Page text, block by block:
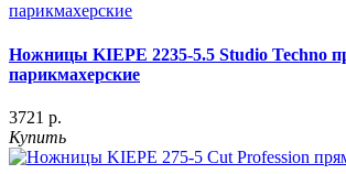
Ножницы KIEPE 2235-5.5 Studio Techno
парикмахерские
3721 р.
Купить